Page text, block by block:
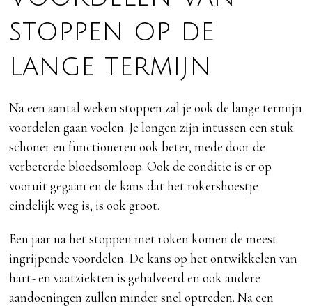
stoppen op de
lange termijn
Na een aantal weken stoppen zal je ook de lange termijn
voordelen gaan voelen. Je longen zijn intussen een stuk
schoner en functioneren ook beter, mede door de
verbeterde bloedsomloop. Ook de conditie is er op
vooruit gegaan en de kans dat het rokershoestje
eindelijk weg is, is ook groot.
Een jaar na het stoppen met roken komen de meest
ingrijpende voordelen. De kans op het ontwikkelen van
hart- en vaatziekten is gehalveerd en ook andere
aandoeningen zullen minder snel optreden. Na een